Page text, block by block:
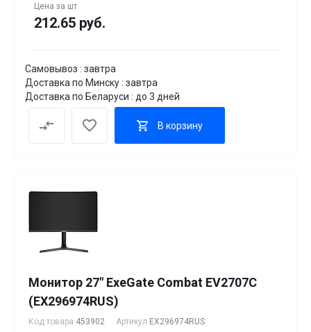
Цена за шт
212.65 руб.
Самовывоз : завтра
Доставка по Минску : завтра
Доставка по Беларуси : до 3 дней
В корзину
Монитор 27" ExeGate Combat EV2707C
(EX296974RUS)
Код товара 453902 Артикул EX296974RUS